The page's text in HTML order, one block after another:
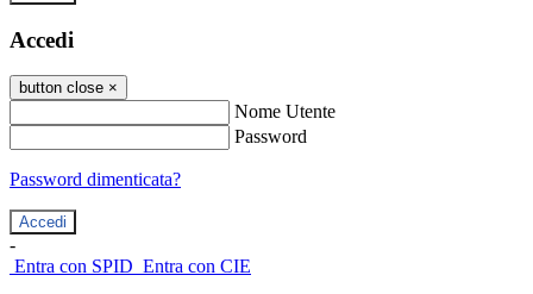
Accedi
button close ×
Nome Utente
Password
Password dimenticata?
-
Entra con SPID Entra con CIE